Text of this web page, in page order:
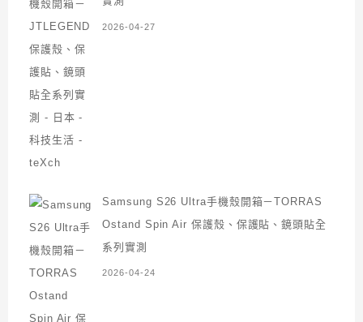
2026-04-27
Samsung S26 Ultra手機殼開箱－TORRAS
Ostand Spin Air 保護殼、保護貼、鏡頭貼全
系列實測
2026-04-24